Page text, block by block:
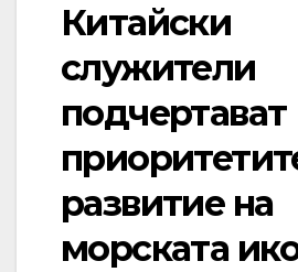
Китайски
служители
подчертават
развитие на
морската